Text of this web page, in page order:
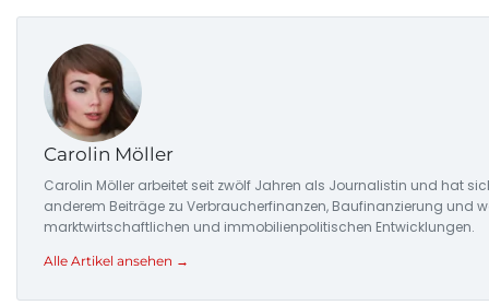
Carolin Möller
Carolin Möller arbeitet seit zwölf Jahren als Journalistin und hat
anderem Beiträge zu Verbraucherfinanzen, Baufinanzierung und
marktwirtschaftlichen und immobilienpolitischen Entwicklungen.
Alle Artikel ansehen →